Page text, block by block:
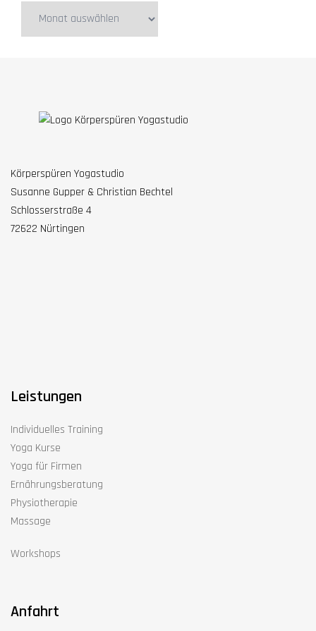
Körperspüren Yogastudio
Susanne Gupper & Christian Bechtel
Schlosserstraße 4
72622 Nürtingen
Leistungen
Individuelles Training
Yoga Kurse
Yoga für Firmen
Ernährungsberatung
Physiotherapie
Massage
Workshops
Anfahrt